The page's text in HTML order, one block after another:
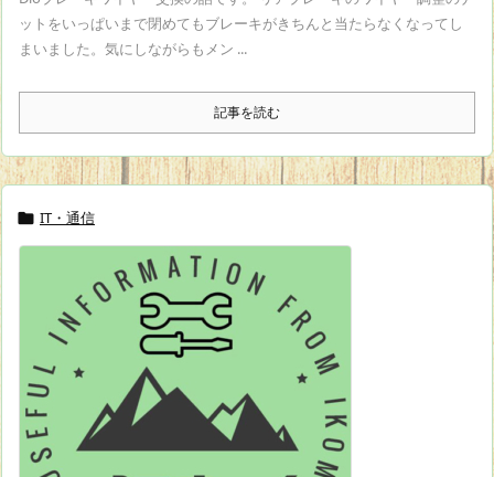
ットをいっぱいまで閉めてもブレーキがきちんと当たらなくなってし
まいました。気にしながらもメン ...
記事を読む
 IT・通信